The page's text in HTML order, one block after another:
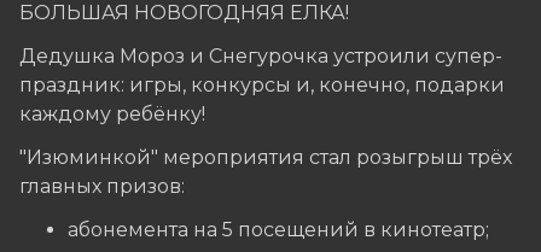
БОЛЬШАЯ НОВОГОДНЯЯ ЕЛКА!
Дедушка Мороз и Снегурочка устроили супер-
праздник: игры, конкурсы и, конечно, подарки
каждому ребёнку!
"Изюминкой" мероприятия стал розыгрыш трёх
главных призов:
абонемента на 5 посещений в кинотеатр;